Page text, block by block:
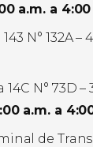
a.m. a
N° 132A –
N° 73D –
a.m. a
de